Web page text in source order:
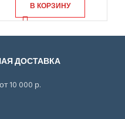
В КОРЗИНУ
ДОСТАВКА
10 000 р.